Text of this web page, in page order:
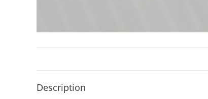
Description